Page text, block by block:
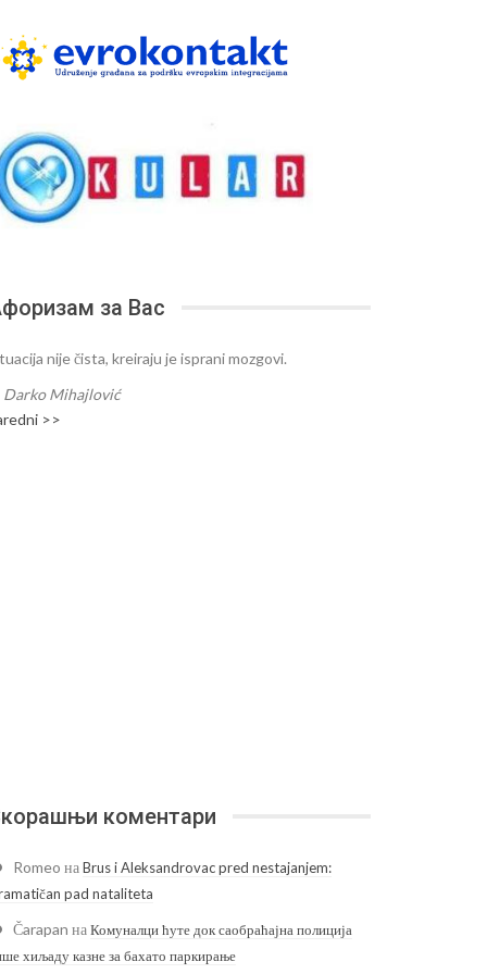
за Вас
nije čista, kreiraju je isprani mozgovi.
Darko Mihajlović
>>
коментари
Romeo наBrus i Aleksandrovac pred nestajanjem:
pad nataliteta
Čarapan наКомуналци ћуте док саобраћајна полиција
хиљаду казне за бахато паркирање